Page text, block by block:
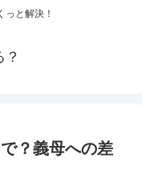
っと解決！
？義母への差